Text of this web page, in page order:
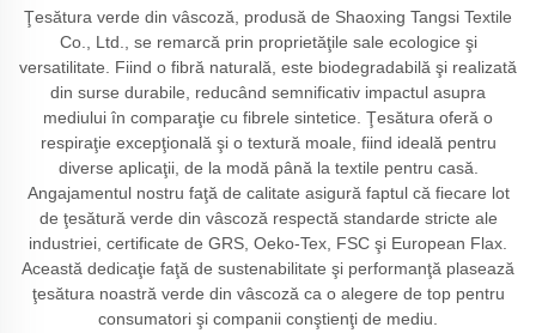
Ţesătura verde din vâscoză, produsă de Shaoxing Tangsi Textile
Co., Ltd., se remarcă prin proprietăţile sale ecologice şi
versatilitate. Fiind o fibră naturală, este biodegradabilă şi realizată
din surse durabile, reducând semnificativ impactul asupra
mediului în comparaţie cu fibrele sintetice. Ţesătura oferă o
respiraţie excepţională şi o textură moale, fiind ideală pentru
diverse aplicaţii, de la modă până la textile pentru casă.
Angajamentul nostru faţă de calitate asigură faptul că fiecare lot
de ţesătură verde din vâscoză respectă standarde stricte ale
industriei, certificate de GRS, Oeko-Tex, FSC şi European Flax.
Această dedicaţie faţă de sustenabilitate şi performanţă plasează
ţesătura noastră verde din vâscoză ca o alegere de top pentru
consumatori şi companii conştienţi de mediu.